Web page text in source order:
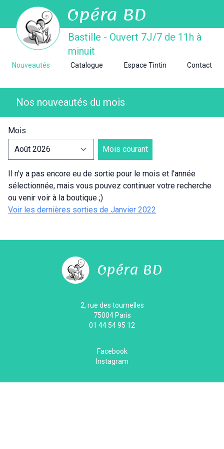
Opéra BD
Bastille - Ouvert 7J/7 de 11h à
minuit
Nouveautés Catalogue Espace Tintin Contact
Nos nouveautés du mois
Mois
Mois courant
Il n'y a pas encore eu de sortie pour le mois et l'année
sélectionnée, mais vous pouvez continuer votre recherche
ou venir voir à la boutique ;)
Voir les dernières sorties de Janvier 2022
Opéra BD
2, rue des tournelles
75004 Paris
01 44 54 95 12
Facebook
Instagram